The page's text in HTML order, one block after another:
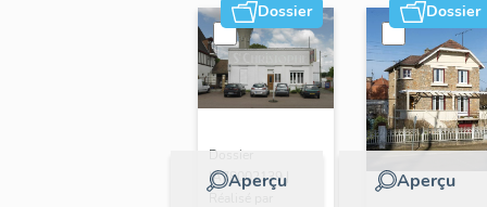
Dossier
Aperçu
Dossier
IA78002139 |
Dossier
Aperçu